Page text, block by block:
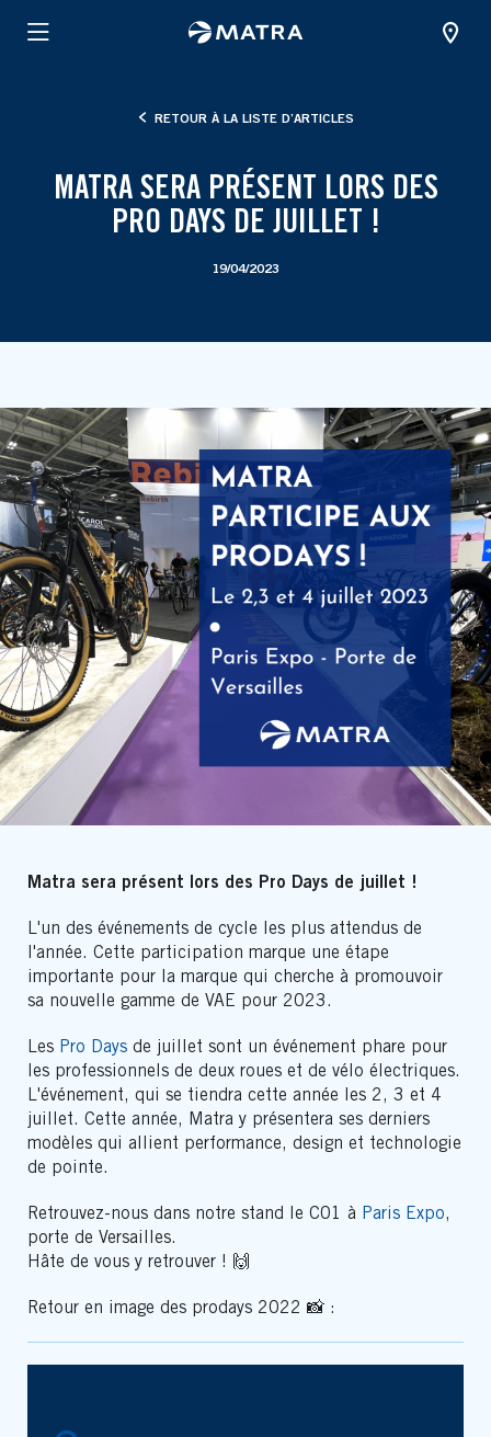
RETOUR À LA LISTE D’ARTICLES
MATRA SERA PRÉSENT LORS DES
PRO DAYS DE JUILLET !
19/04/2023
Matra sera présent lors des Pro Days de juillet !
L'un des événements de cycle les plus attendus de
l'année. Cette participation marque une étape
importante pour la marque qui cherche à promouvoir
sa nouvelle gamme de VAE pour 2023.
Les Pro Days de juillet sont un événement phare pour
les professionnels de deux roues et de vélo électriques.
L'événement, qui se tiendra cette année les 2, 3 et 4
juillet. Cette année, Matra y présentera ses derniers
modèles qui allient performance, design et technologie
de pointe.
Retrouvez-nous dans notre stand le C01 à Paris Expo,
porte de Versailles.
Hâte de vous y retrouver ! 🙌
Retour en image des prodays 2022 📸 :